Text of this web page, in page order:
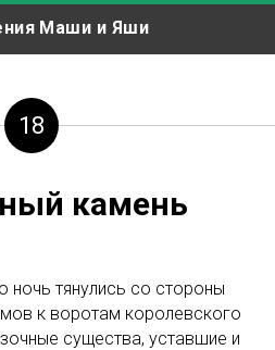
Маши и Яши
18
камень
тянулись со стороны
к воротам королевского
существа, уставшие и